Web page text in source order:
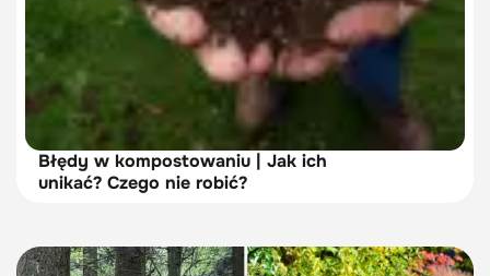
Błędy w kompostowaniu | Jak ich
unikać? Czego nie robić?